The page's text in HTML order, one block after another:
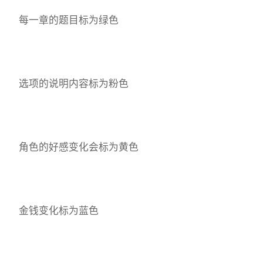
每一章的题目标为绿色
选项的说明内容标为粉色
角色的好感变化会标为黄色
金钱变化标为蓝色